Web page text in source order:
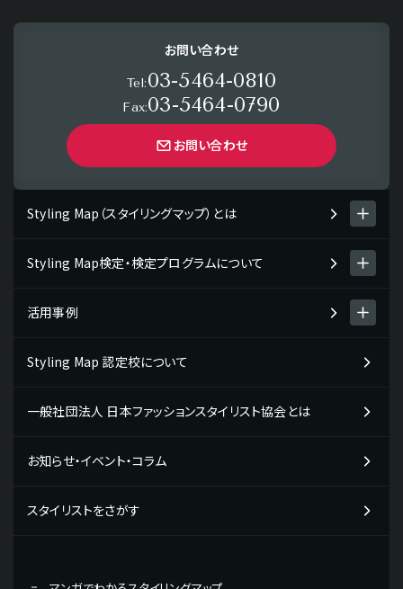
お問い合わせ
Tel:03-5464-0810
Fax:03-5464-0790
お問い合わせ
Styling Map（スタイリングマップ）とは
Styling Map（スタイリングマップ）とは
テストチェック・コミュニケーションタイプ
Styling Map検定・検定プログラムについて
Styling Map検定・検定プログラム
検定の受検申し込み・受検の流れ
活用事例
Styling Map活用事例一覧
企業の活用事例
学校の活用事例
専門学校の先生の方向け
Styling Map 認定校について
一般社団法人 日本ファッションスタイリスト協会とは
お知らせ・イベント・コラム
スタイリストをさがす